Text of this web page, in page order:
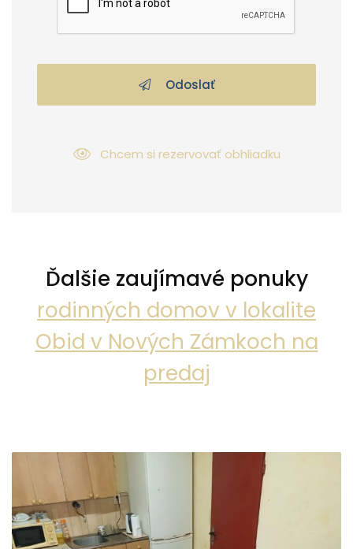
Odoslať
Chcem si rezervovať obhliadku
Ďalšie zaujímavé ponuky
rodinných domov v lokalite
Obid v Nových Zámkoch na
predaj